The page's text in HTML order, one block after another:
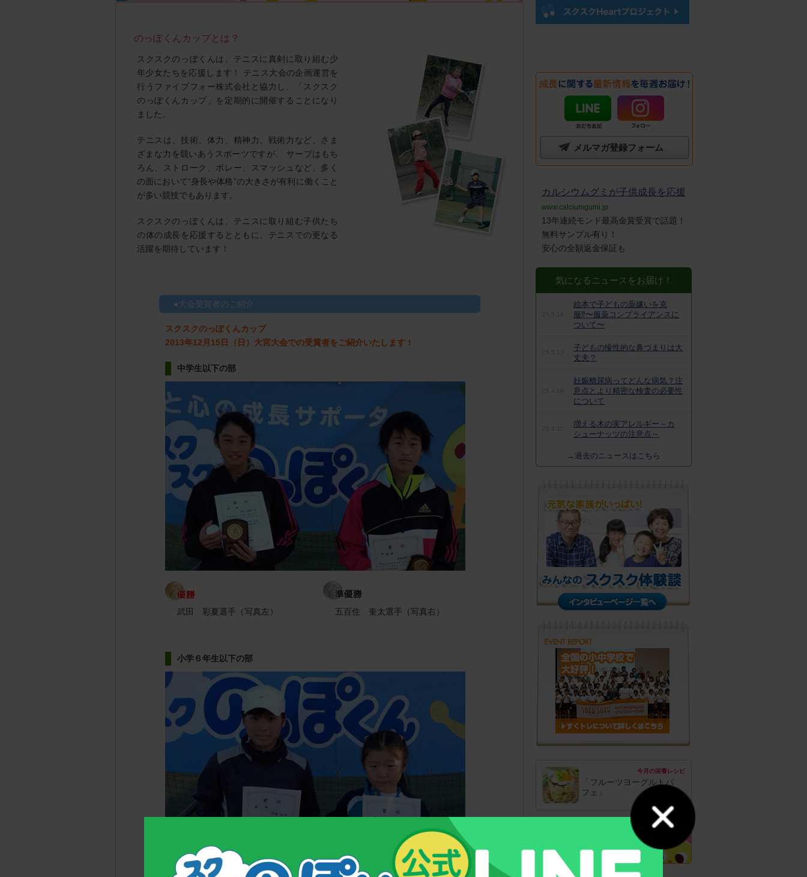
のっぽくんカップとは？
スクスクのっぽくんは、テニスに真剣に取り組む少
年少女たちを応援します！ テニス大会の企画運営を
行うファイブフォー株式会社と協力し、「スクスク
のっぽくんカップ」を定期的に開催することになり
ました。
テニスは、技術、体力、精神力、戦術力など、さま
ざまな力を競いあうスポーツですが、 サーブはもち
ろん、ストローク、ボレー、スマッシュなど、多く
の面において“身長や体格”の大きさが有利に働くこと
が多い競技でもあります。
スクスクのっぽくんは、テニスに取り組む子供たち
の体の成長を応援するとともに、テニスでの更なる
活躍を期待しています！
大会受賞者のご紹介
スクスクのっぽくんカップ
2013年12月15日（日）大宮大会での受賞者をご紹介いたします！
中学生以下の部
武田 彩夏選手（写真左） 五百住 奎太選手（写真右）
小学６年生以下の部
メルマガ登録フォーム
カルシウムグミが子供成長を応援
www.calciumgumi.jp
13年連続モンド最高金賞受賞で話題！
無料サンプル有り！
安心の全額返金保証も
気になるニュースをお届け！
絵本で子どもの薬嫌いを克
服⁉︎〜服薬コンプライアンスに
ついて〜
子どもの慢性的な鼻づまりは大
丈夫？
妊娠糖尿病ってどんな病気？注
意点とより精密な検査の必要性
について
増える木の実アレルギー～カ
シューナッツの注意点～
→過去のニュースはこちら
今月の栄養レシピ
「フルーツヨーグルトパ
フェ」